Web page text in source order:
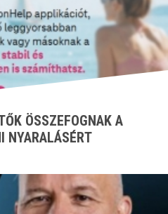
ÖSSZEFOGNAK A
NYARALÁSÉRT